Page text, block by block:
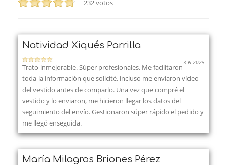
232votos
Natividad Xiqués Parrilla
3-6-2025
Trato inmejorable. Súper profesionales. Me facilitaron
toda la información que solicité, incluso me enviaron vídeo
del vestido antes de comparlo. Una vez que compré el
vestido y lo enviaron, me hicieron llegar los datos del
seguimiento del envío. Gestionaron súper rápido el pedido y
me llegó enseguida.
María Milagros Briones Pérez